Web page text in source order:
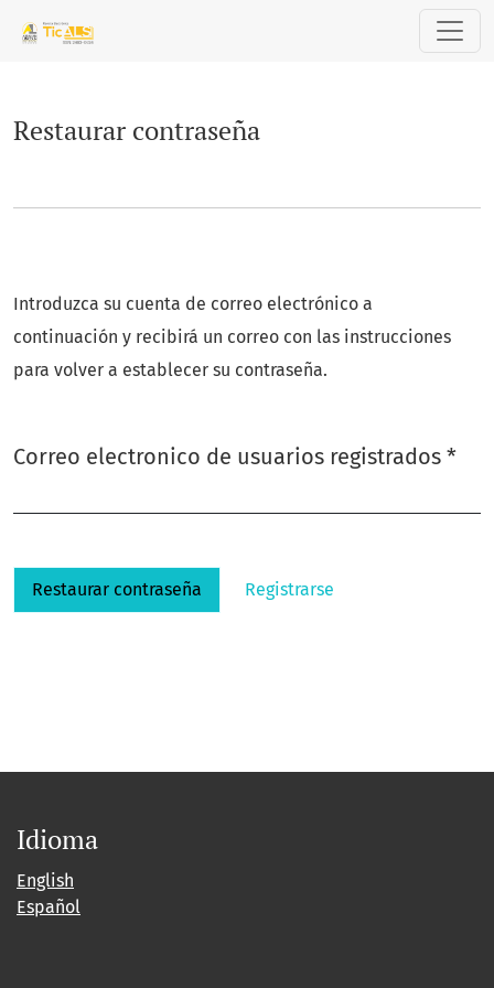
Restaurar contraseña
Introduzca su cuenta de correo electrónico a
continuación y recibirá un correo con las instrucciones
para volver a establecer su contraseña.
Correo electronico de usuarios registrados *
Restaurar contraseña Registrarse
Idioma
English
Español